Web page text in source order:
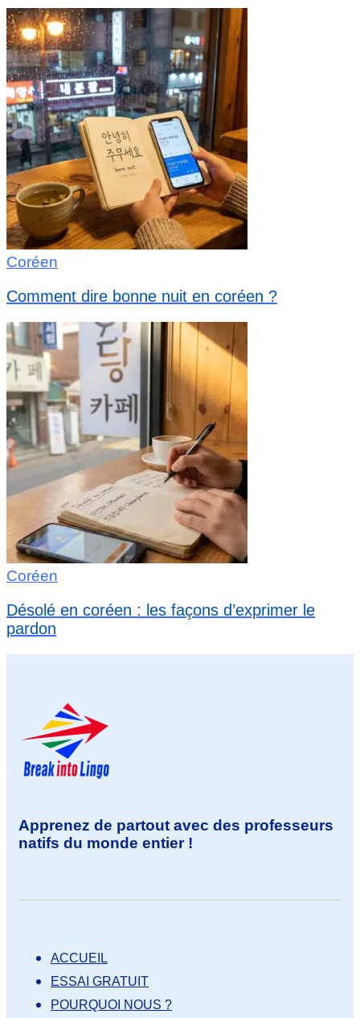
Coréen
Comment dire bonne nuit en coréen ?
Coréen
Désolé en coréen : les façons d’exprimer le
pardon
Apprenez de partout avec des professeurs
natifs du monde entier !
ACCUEIL
ESSAI GRATUIT
POURQUOI NOUS ?